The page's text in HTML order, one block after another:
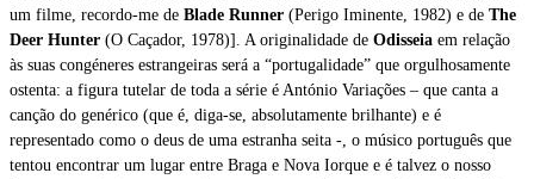
um filme, recordo-me de Blade Runner (Perigo Iminente, 1982) e de The
Deer Hunter (O Caçador, 1978)]. A originalidade de Odisseia em relação
às suas congéneres estrangeiras será a “portugalidade” que orgulhosamente
ostenta: a figura tutelar de toda a série é António Variações – que canta a
canção do genérico (que é, diga-se, absolutamente brilhante) e é
representado como o deus de uma estranha seita -, o músico português que
tentou encontrar um lugar entre Braga e Nova Iorque e é talvez o nosso